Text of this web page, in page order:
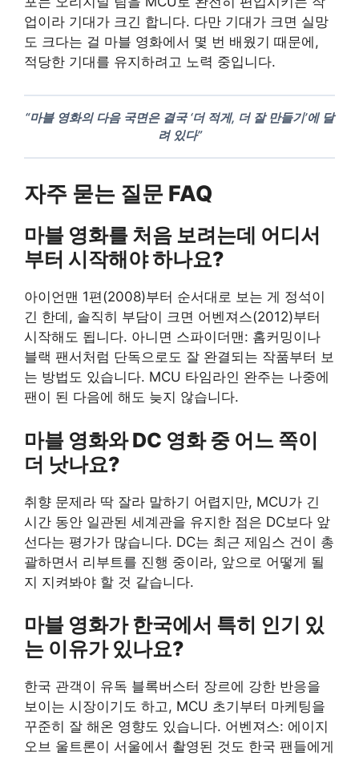
업이라 기대가 크긴 합니다. 다만 기대가 크면 실망
도 크다는 걸 마블 영화에서 몇 번 배웠기 때문에,
적당한 기대를 유지하려고 노력 중입니다.
“마블 영화의 다음 국면은 결국 ‘더 적게, 더 잘 만들기’에 달
려 있다”
자주 묻는 질문 FAQ
마블 영화를 처음 보려는데 어디서
부터 시작해야 하나요?
아이언맨 1편(2008)부터 순서대로 보는 게 정석이
긴 한데, 솔직히 부담이 크면 어벤져스(2012)부터
시작해도 됩니다. 아니면 스파이더맨: 홈커밍이나
블랙 팬서처럼 단독으로도 잘 완결되는 작품부터 보
는 방법도 있습니다. MCU 타임라인 완주는 나중에
팬이 된 다음에 해도 늦지 않습니다.
마블 영화와 DC 영화 중 어느 쪽이
더 낫나요?
취향 문제라 딱 잘라 말하기 어렵지만, MCU가 긴
시간 동안 일관된 세계관을 유지한 점은 DC보다 앞
선다는 평가가 많습니다. DC는 최근 제임스 건이 총
괄하면서 리부트를 진행 중이라, 앞으로 어떻게 될
지 지켜봐야 할 것 같습니다.
마블 영화가 한국에서 특히 인기 있
는 이유가 있나요?
한국 관객이 유독 블록버스터 장르에 강한 반응을
보이는 시장이기도 하고, MCU 초기부터 마케팅을
꾸준히 잘 해온 영향도 있습니다. 어벤져스: 에이지
오브 울트론이 서울에서 촬영된 것도 한국 팬들에게